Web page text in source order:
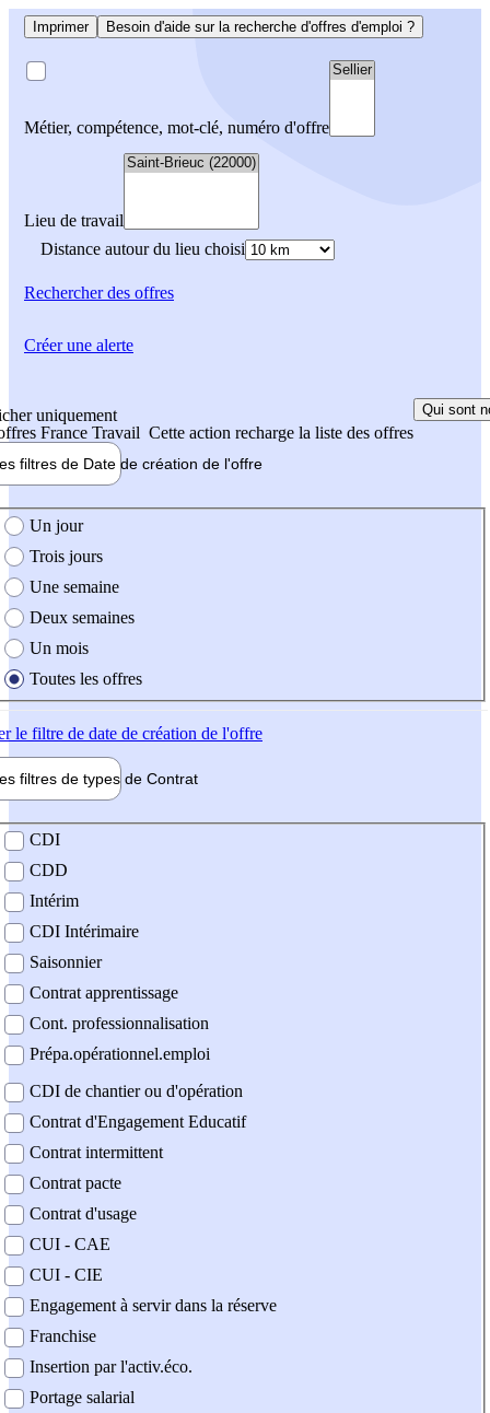
Imprimer Besoin d'aide sur la recherche d'offres d'emploi ?
Métier, compétence, mot-clé, numéro d'offre
Lieu de travail
Distance autour du lieu choisi
Rechercherdes offres
uniquement
France Travail Cette action recharge la liste des offres
Qui sont
filtres de Date de création de l'offre
création de l'offre
Un jour
Trois jours
Une semaine
Deux semaines
Un mois
Toutes les offres
le filtre de date de création de l'offre
filtres de types de Contrat
contrat
CDI
CDD
Intérim
CDI Intérimaire
Saisonnier
Contrat apprentissage
Cont. professionnalisation
Prépa.opérationnel.emploi
CDI de chantier ou d'opération
Contrat d'Engagement Educatif
Contrat intermittent
Contrat pacte
Contrat d'usage
CUI - CAE
CUI - CIE
Engagement à servir dans la réserve
Franchise
Insertion par l'activ.éco.
Portage salarial
Créer une alerte